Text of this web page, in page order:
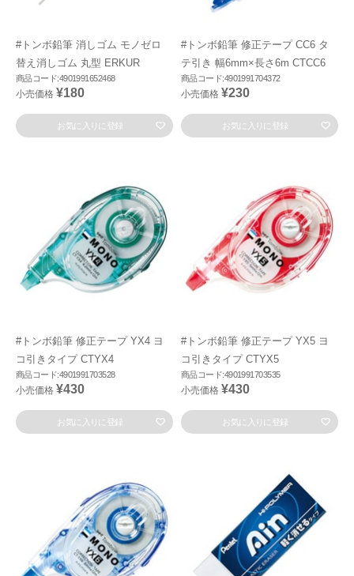
#トンボ鉛筆 消しゴム モノゼロ
替え消しゴム 丸型 ERKUR
商品コード:4901991652468
小売価格 ¥180
お気に入りに登録
#トンボ鉛筆 修正テープ CC6 タ
テ引き 幅6mm×長さ6m CTCC6
商品コード:4901991704372
小売価格 ¥230
お気に入りに登録
#トンボ鉛筆 修正テープ YX4 ヨ
コ引きタイプ CTYX4
商品コード:4901991703528
小売価格 ¥430
お気に入りに登録
#トンボ鉛筆 修正テープ YX5 ヨ
コ引きタイプ CTYX5
商品コード:4901991703535
小売価格 ¥430
お気に入りに登録